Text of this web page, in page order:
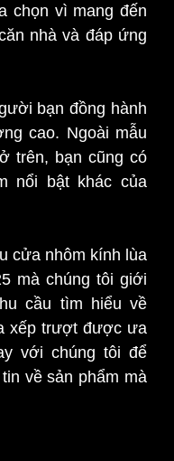
chọn vì mang đến
nhà và đáp ứng
bạn đồng hành
cao. Ngoài mẫu
trên, bạn cũng có
nổi bật khác của
cửa nhôm kính lùa
mà chúng tôi giới
cầu tìm hiểu về
xếp trượt được ưa
với chúng tôi để
về sản phẩm mà